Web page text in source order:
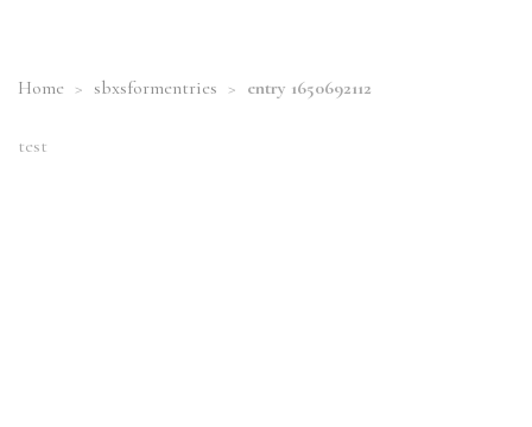
Home > sbxsformentries > entry 1650692112
test